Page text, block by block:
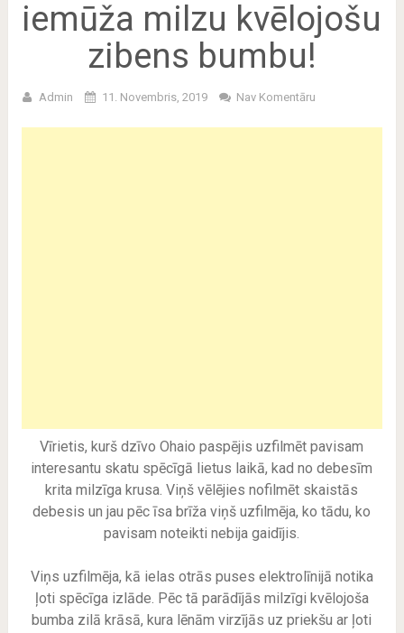
iemūža milzu kvēlojošu
zibens bumbu!
Admin 11. Novembris, 2019 Nav Komentāru
Vīrietis, kurš dzīvo Ohaio paspējis uzfilmēt pavisam
interesantu skatu spēcīgā lietus laikā, kad no debesīm
krita milzīga krusa. Viņš vēlējies nofilmēt skaistās
debesis un jau pēc īsa brīža viņš uzfilmēja, ko tādu, ko
pavisam noteikti nebija gaidījis.
Viņs uzfilmēja, kā ielas otrās puses elektrolīnijā notika
ļoti spēcīga izlāde. Pēc tā parādījās milzīgi kvēlojoša
bumba zilā krāsā, kura lēnām virzījās uz priekšu ar ļoti